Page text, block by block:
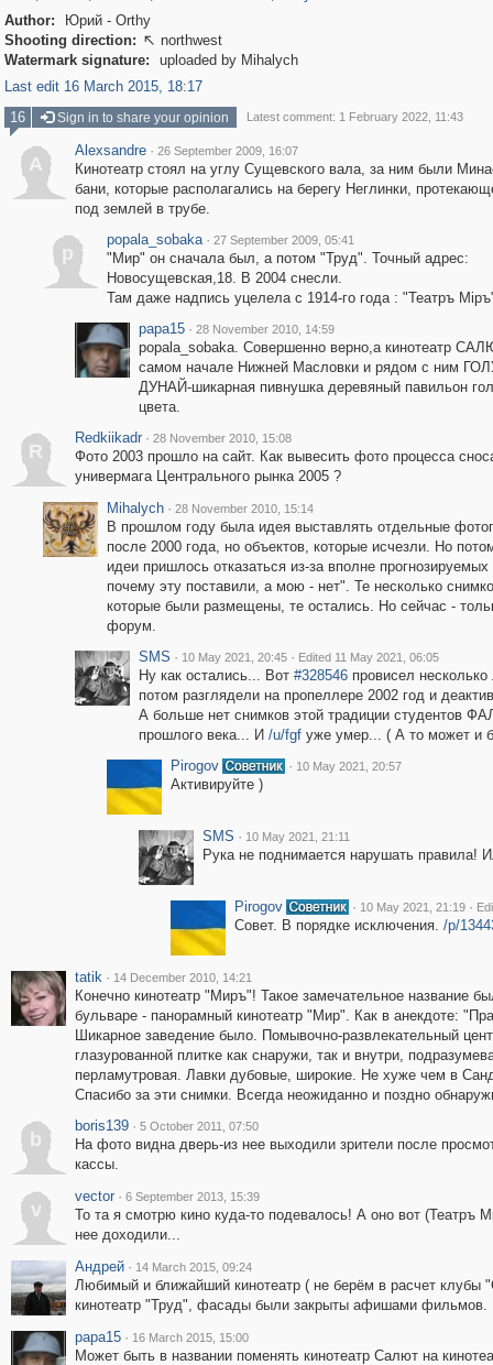
Author:
Юрий - Orthy
Shooting direction:  northwest
Watermark signature:
uploaded by Mihalych
Last edit 16 March 2015, 18:17
16
Sign in to share your opinion Latest comment: 1 February 2022, 11:43
A
Alexsandre · 26 September 2009, 16:07
Кинотеатр стоял на углу Сущевского вала, за ним были
бани, которые располагались на берегу Неглинки,
под землей в трубе.
p
popala_sobaka · 27 September 2009, 05:41
"Мир" он сначала был, а потом "Труд". Точный адрес:
Новосущевская,18. В 2004 снесли.
Там даже надпись уцелела с 1914-го года : "Театръ
papa15 · 28 November 2010, 14:59
popala_sobaka. Совершенно верно,а кинотеатр
самом начале Нижней Масловки и рядом с ним
ДУНАЙ-шикарная пивнушка деревяный павильон
цвета.
R
Redkiikadr · 28 November 2010, 15:08
Фото 2003 прошло на сайт. Как вывесить фото процесса
универмага Центрального рынка 2005 ?
Mihalych · 28 November 2010, 15:14
В прошлом году была идея выставлять отдельные
после 2000 года, но объектов, которые исчезли. Но
идеи пришлось отказаться из-за вполне
почему эту поставили, а мою - нет". Те несколько
которые были размещены, те остались. Но сейчас -
форум.
SMS · 10 May 2021, 20:45 · Edited 11 May 2021, 06:05
Ну как остались... Вот #328546провисел несколько
потом разглядели на пропеллере 2002 год и
А больше нет снимков этой традиции студентов
прошлого века... И /u/fgfуже умер... ( А то может и
Pirogov
· 10 May 2021, 20:57
Активируйте )
SMS · 10 May 2021, 21:11
Рука не поднимается нарушать правила!
Pirogov · 10 May 2021, 21:19 ·
Совет. В порядке исключения. /p/
tatik · 14 December 2010, 14:21
Конечно кинотеатр "Миръ"! Такое замечательное название
бульваре - панорамный кинотеатр "Мир". Как в анекдоте:
Шикарное заведение было. Помывочно-развлекательный
глазурованной плитке как снаружи, так и внутри,
перламутровая. Лавки дубовые, широкие. Не хуже чем в
Спасибо за эти снимки. Всегда неожиданно и поздно
b
boris139 · 5 October 2011, 07:50
На фото видна дверь-из нее выходили зрители после
кассы.
v
vector · 6 September 2013, 15:39
То та я смотрю кино куда-то подевалось! А оно вот
нее доходили...
Андрей · 14 March 2015, 09:24
Любимый и ближайший кинотеатр ( не берём в расчет
кинотеатр "Труд", фасады были закрыты афишами фильмов.
papa15 · 16 March 2015, 15:00
Может быть в названии поменять кинотеатр Салют на